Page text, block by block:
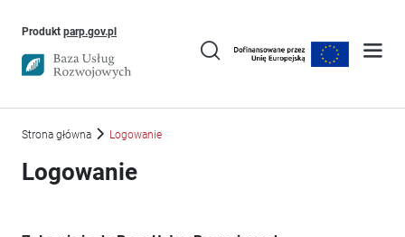
Produkt parp.gov.plUwaga, link otworzy się w nowym oknie
Strona główna Logowanie
Logowanie